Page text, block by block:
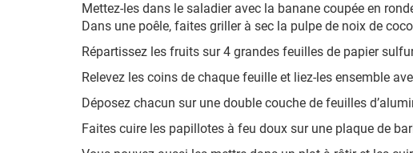
Mettez-les dans le saladier avec la banane coupée en
Dans une poêle, faites griller à sec la pulpe de noix de
Répartissez les fruits sur 4 grandes feuilles de papier
Relevez les coins de chaque feuille et liez-les ensemble
Déposez chacun sur une double couche de feuilles
Faites cuire les papillotes à feu doux sur une plaque de